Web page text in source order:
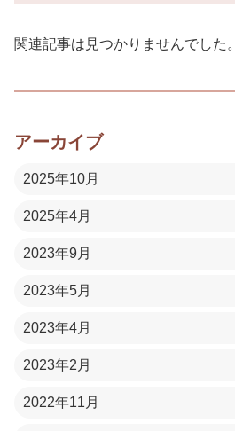
関連記事は見つかりませんでした。
アーカイブ
2025年10月
2025年4月
2023年9月
2023年5月
2023年4月
2023年2月
2022年11月